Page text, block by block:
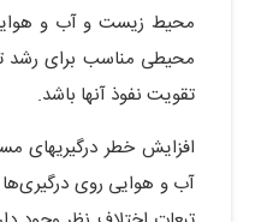
محیط زیست و آب و
محیطی مناسب برای رشد
تقویت نفوذ آن‏ها باشد.
افزایش خطر درگیری‏های
آب و هوایی روی درگیری‌ها